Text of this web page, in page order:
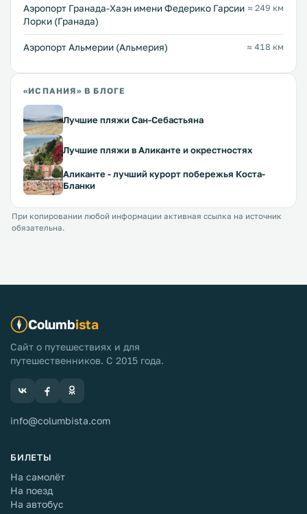
Аэропорт Гранада-Хаэн имени Федерико Гарсии
Лорки (Гранада)
≈ 249 км
Аэропорт Альмерии (Альмерия) ≈ 418 км
«ИСПАНИЯ» В БЛОГЕ
Лучшие пляжи Сан-Себастьяна
Лучшие пляжи в Аликанте и окрестностях
Аликанте - лучший курорт побережья Коста-
Бланки
При копировании любой информации активная ссылка на источник
обязательна.
Columbista
Сайт о путешествиях и для
путешественников. С 2015 года.
info@columbista.com
БИЛЕТЫ
На самолёт
На поезд
На автобус